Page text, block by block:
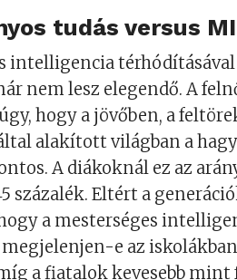
tudás versus
intelligencia
nem lesz elegendő. A
hogy a jövőben, a
alakított világban a
A diákoknál ez az
százalék. Eltért a
a mesterséges
e az
a fiatalok kevesebb mint